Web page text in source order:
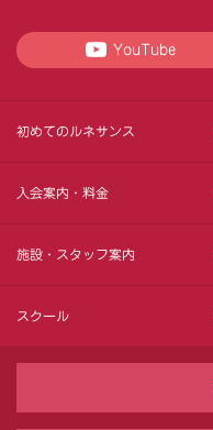
YouTube
初めてのルネサンス
入会案内・料金
施設・スタッフ案内
スクール